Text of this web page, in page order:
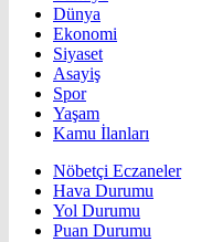
Dünya
Ekonomi
Siyaset
Asayiş
Spor
Yaşam
Kamu İlanları
Nöbetçi Eczaneler
Hava Durumu
Yol Durumu
Puan Durumu